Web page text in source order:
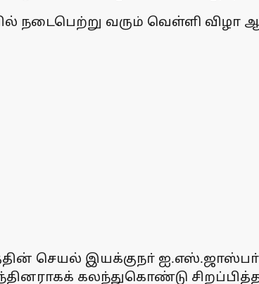
நடைபெற்று வரும் வெள்ளி விழா
செயல் இயக்குநா்
கலந்துகொண்டு